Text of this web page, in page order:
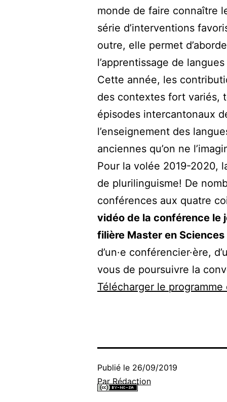
monde de faire connaître
série d’interventions
outre, elle permet
l’apprentissage de
Cette année, les
des contextes fort variés,
épisodes intercantonaux
l’enseignement des
anciennes qu’on ne
Pour la volée 2019-2020,
de plurilinguisme! De
conférences aux quatre
vidéo de la conférence le
filière Master en
d’un·e conférencier·ère,
vous de poursuivre la
Télécharger le
Publié le 26/09/2019
Par Rédaction